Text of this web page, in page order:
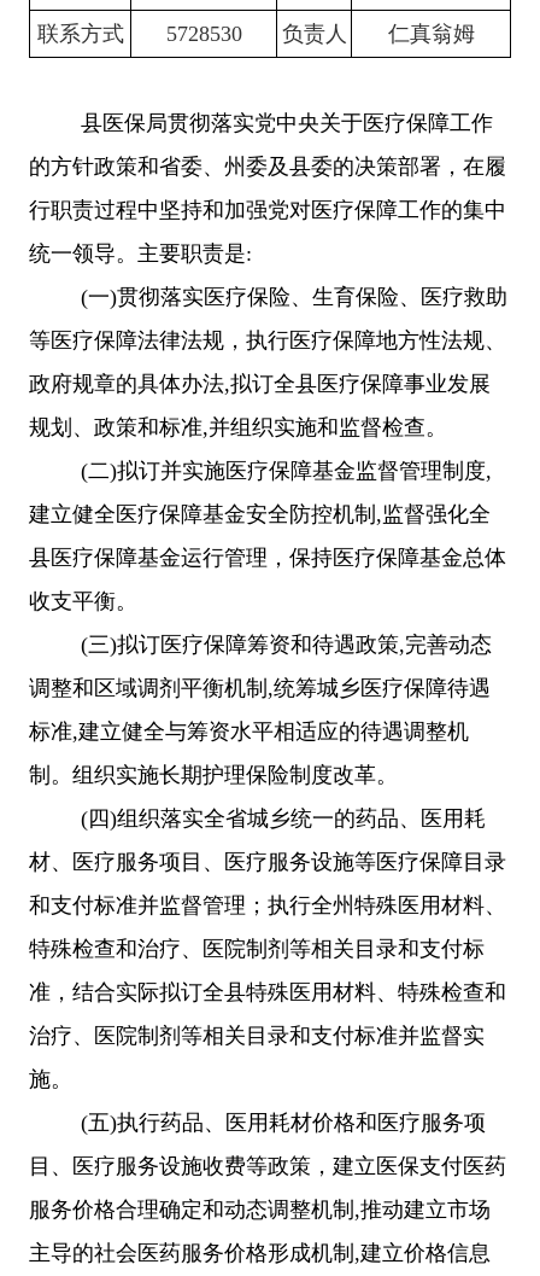
联系方式
5728530 负责人 仁真翁姆
县医保局贯彻落实党中央关于医疗保障工作
的方针政策和省委、州委及县委的决策部署，在履
行职责过程中坚持和加强党对医疗保障工作的集中
统一领导。主要职责是:
(一)贯彻落实医疗保险、生育保险、医疗救助
等医疗保障法律法规，执行医疗保障地方性法规、
政府规章的具体办法,拟订全县医疗保障事业发展
规划、政策和标准,并组织实施和监督检查。
(二)拟订并实施医疗保障基金监督管理制度,
建立健全医疗保障基金安全防控机制 , 监督强化全
县医疗保障基金运行管理，保持医疗保障基金总体
收支平衡。
(三)拟订医疗保障筹资和待遇政策,完善动态
调整和区域调剂平衡机制 ,统筹城乡医疗保障待遇
标准,建立健全与筹资水平相适应的待遇调整机
制。组织实施长期护理保险制度改革。
(四)组织落实全省城乡统一的药品、医用耗
材、医疗服务项目、医疗服务设施等医疗保障目录
和支付标准并监督管理； 执行全州特殊医用材料、
特殊检查和治疗、医院制剂等相关目录和支付标
准，结合实际拟订全县特殊医用材料、特殊检查和
治疗、医院制剂等相关目录和支付标准并监督实
施。
(五)执行药品、医用耗材价格和医疗服务项
目、医疗服务设施收费等政策，建立医保支付医药
服务价格合理确定和动态调整机制 ,推动建立市场
主导的社会医药服务价格形成机制 ,建立价格信息